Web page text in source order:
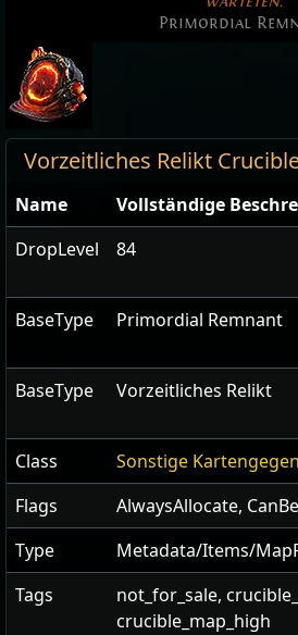
Primordial
Vorzeitliches Relikt
Name
Vollständige
DropLevel
84
BaseType Primordial Remnant
BaseType Vorzeitliches Relikt
Class
Sonstige
Flags
AlwaysAllocate,
Type
Metadata/Items/
Tags
not_for_sale,
crucible_map_high